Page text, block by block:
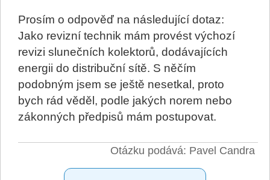
Prosím o odpověď na následující dotaz:
Jako revizní technik mám provést výchozí
revizi slunečních kolektorů, dodávajících
energii do distribuční sítě. S něčím
podobným jsem se ještě nesetkal, proto
bych rád věděl, podle jakých norem nebo
zákonných předpisů mám postupovat.
Otázku podává: Pavel Candra